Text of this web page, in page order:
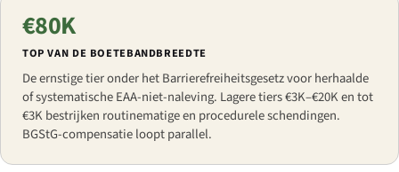
€80K
TOP VAN DE BOETEBANDBREEDTE
De ernstige tier onder het Barrierefreiheitsgesetz voor herhaalde
of systematische EAA-niet-naleving. Lagere tiers €3K–€20K en tot
€3K bestrijken routinematige en procedurele schendingen.
BGStG-compensatie loopt parallel.